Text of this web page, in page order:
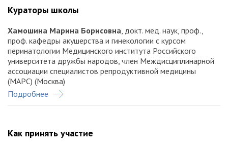
специалист по репродуктивному здоровью Комитета по
здравоохранению Санкт-Петербурга (Санкт-Петербург)
Кураторы школы
Хамошина Марина Борисовна, докт. мед. наук, проф.,
проф. кафедры акушерства и гинекологии с курсом
перинатологии Медицинского института Российского
университета дружбы народов, член Междисциплинарной
ассоциации специалистов репродуктивной медицины
(МАРС) (Москва)
Олина Анна Александровна
первый заместитель директора НИИ акушерства,
Подробнее
Как принять участие